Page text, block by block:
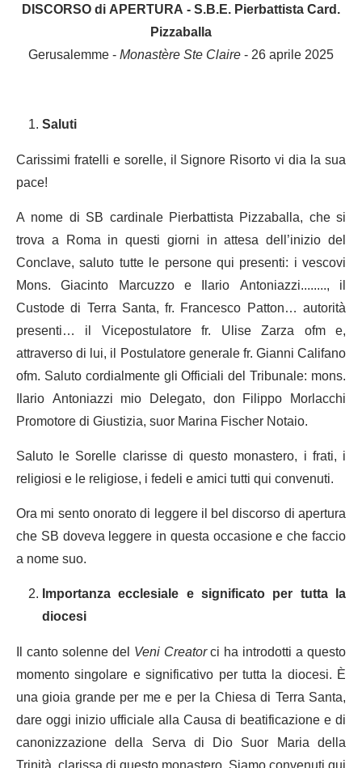
DISCORSO di APERTURA - S.B.E. Pierbattista Card.
Pizzaballa
Gerusalemme -Monastère Ste Claire- 26 aprile 2025
Saluti
Carissimi fratelli e sorelle, il Signore Risorto vi dia la sua
pace!
A nome di SB cardinale Pierbattista Pizzaballa, che si
trova a Roma in questi giorni in attesa dell’inizio del
Conclave, saluto tutte le persone qui presenti: i vescovi
Mons. Giacinto Marcuzzo e Ilario Antoniazzi........, il
Custode di Terra Santa, fr. Francesco Patton… autorità
presenti… il Vicepostulatore fr. Ulise Zarza ofm e,
attraverso di lui, il Postulatore generale fr. Gianni Califano
ofm. Saluto cordialmente gli Officiali del Tribunale: mons.
Ilario Antoniazzi mio Delegato, don Filippo Morlacchi
Promotore di Giustizia, suor Marina Fischer Notaio.
Saluto le Sorelle clarisse di questo monastero, i frati, i
religiosi e le religiose, i fedeli e amici tutti qui convenuti.
Ora mi sento onorato di leggere il bel discorso di apertura
che SB doveva leggere in questa occasione e che faccio
a nome suo.
Importanza ecclesiale e significato per tutta la
diocesi
Il canto solenne del Veni Creatorci ha introdotti a questo
momento singolare e significativo per tutta la diocesi. È
una gioia grande per me e per la Chiesa di Terra Santa,
dare oggi inizio ufficiale alla Causa di beatificazione e di
canonizzazione della Serva di Dio Suor Maria della